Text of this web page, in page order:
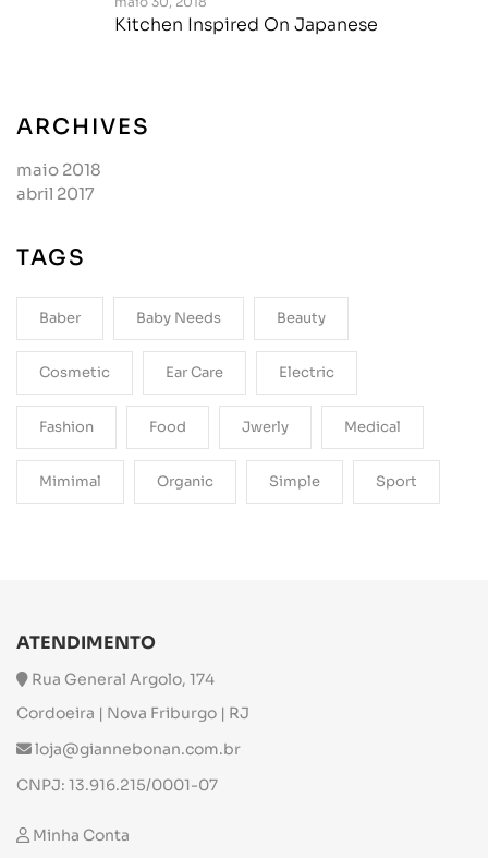
Kitchen Inspired On Japanese
ARCHIVES
maio 2018
abril 2017
TAGS
Baber Baby Needs Beauty
Cosmetic Ear Care Electric
Fashion Food Jwerly Medical
Mimimal Organic Simple Sport
ATENDIMENTO
Rua General Argolo, 174
Cordoeira | Nova Friburgo | RJ
loja@giannebonan.com.br
CNPJ: 13.916.215/0001-07
Minha Conta